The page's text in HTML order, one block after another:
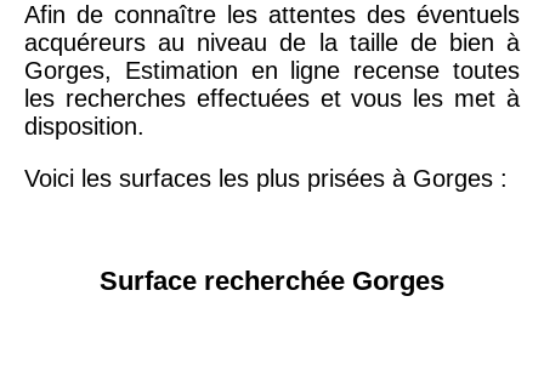
Afin de connaître les attentes des éventuels
acquéreurs au niveau de la taille de bien à
Gorges, Estimation en ligne recense toutes
les recherches effectuées et vous les met à
disposition.
Voici les surfaces les plus prisées à Gorges :
Surface recherchée Gorges